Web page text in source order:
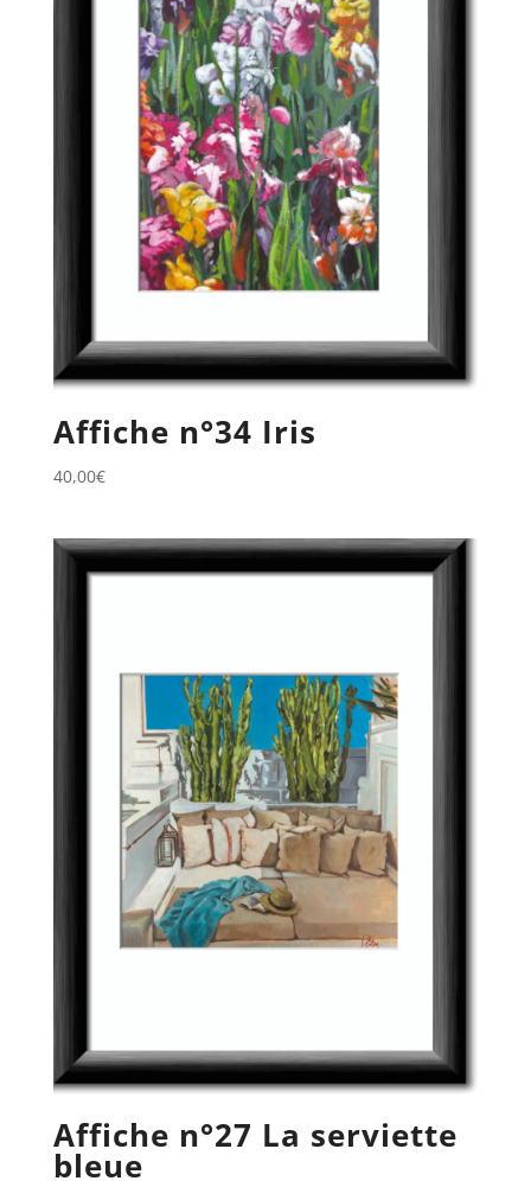
Affiche n°34 Iris
40,00€
Affiche n°27 La serviette
bleue